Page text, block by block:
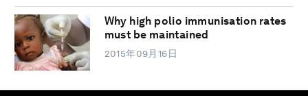
Why high polio immunisation rates
must be maintained
2015年09月16日